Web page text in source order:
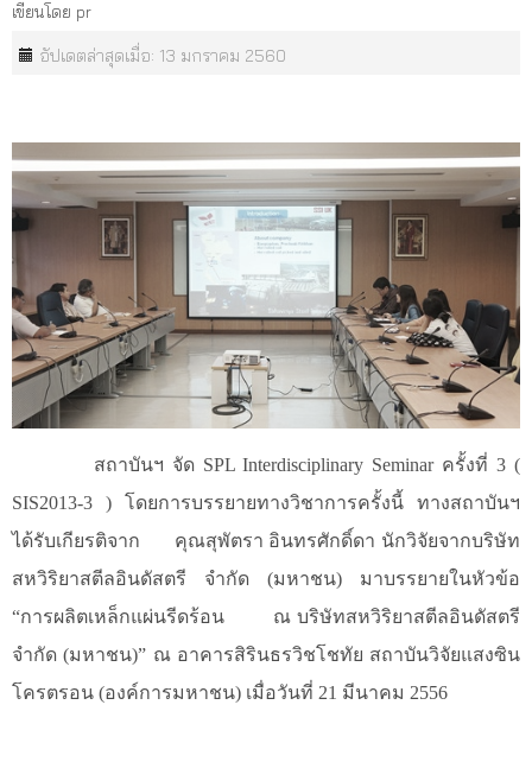
เขียนโดย pr
อัปเดตล่าสุดเมื่อ: 13 มกราคม 2560
สถาบันฯ จัด SPL Interdisciplinary Seminar ครั้งที่ 3 (
SIS2013-3 ) โดยการบรรยายทางวิชาการครั้งนี้ ทางสถาบันฯ
ได้รับเกียรติจาก คุณสุพัตรา อินทรศักดิ์ดา นักวิจัยจากบริษัท
สหวิริยาสตีลอินดัสตรี จำกัด (มหาชน) มาบรรยายในหัวข้อ
“การผลิตเหล็กแผ่นรีดร้อน ณ บริษัทสหวิริยาสตีลอินดัสตรี
จำกัด (มหาชน)” ณ อาคารสิรินธรวิชโชทัย สถาบันวิจัยแสงซิน
โครตรอน (องค์การมหาชน) เมื่อวันที่ 21 มีนาคม 2556